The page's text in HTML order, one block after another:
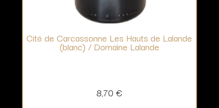
Cité de Carcassonne Les Hauts de Lalande
(blanc) / Domaine Lalande
8,70 €